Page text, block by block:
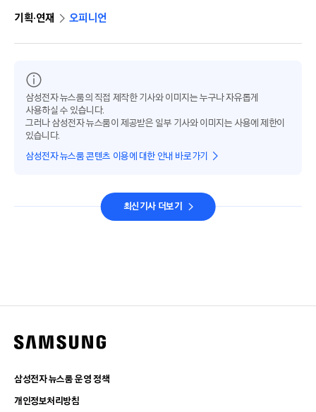
기획·연재 오피니언
삼성전자 뉴스룸의 직접 제작한 기사와 이미지는 누구나 자유롭게
사용하실 수 있습니다.
그러나 삼성전자 뉴스룸이 제공받은 일부 기사와 이미지는 사용에 제한이
있습니다.
삼성전자 뉴스룸 콘텐츠 이용에 대한 안내 바로가기
최신기사 더보기
삼성전자 뉴스룸 운영 정책
개인정보처리방침